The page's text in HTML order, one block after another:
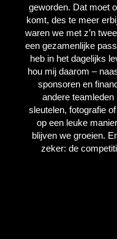
geworden. Dat moet
komt, des te meer
waren we met z’n
een gezamenlijke
heb in het dagelijks
hou mij daarom –
sponsoren en
andere
sleutelen, fotografie
op een leuke
blijven we groeien.
zeker: de